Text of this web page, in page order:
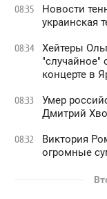
08:35
Новости
украинская
08:34
Хейтеры
концерте в
08:33
Умер
Дмитрий
08:32
Виктория
огромные